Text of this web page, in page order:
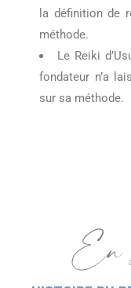
la définition de
méthode.
Le Reiki
fondateur n’a
sur sa méthode.
En